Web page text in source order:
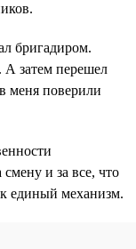
бригадиром.
А затем перешел
меня поверили
и за все, что
единый механизм.